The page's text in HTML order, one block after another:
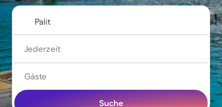
Jederzeit
Gäste
Suche